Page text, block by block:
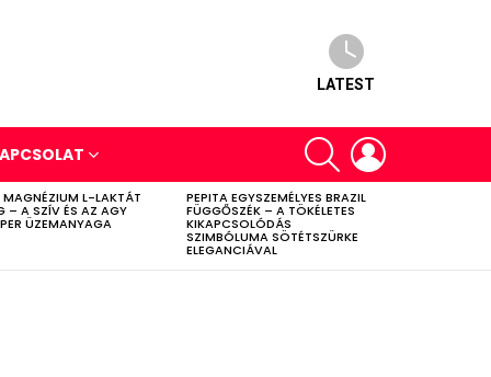
LATEST
SEARCH
MAGNÉZIUM L-LAKTÁT
– A SZÍV ÉS AZ AGY
ÜZEMANYAGA
PEPITA EGYSZEMÉLYES BRAZIL
FÜGGŐSZÉK – A TÖKÉLETES
KIKAPCSOLÓDÁS
SZIMBÓLUMA SÖTÉTSZÜRKE
ELEGANCIÁVAL